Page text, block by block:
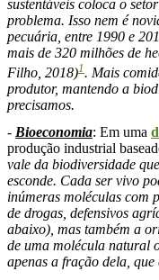
sustentáveis coloca o
problema. Isso nem é
pecuária, entre 1990 e
mais de 320 milhões de
Filho, 2018)1. Mais
produtor, mantendo a
precisamos.
- Bioeconomia: Em uma
produção industrial
vale da biodiversidade
esconde. Cada ser vivo
inúmeras moléculas com
de drogas, defensivos
abaixo), mas também a
de uma molécula natural
apenas a fração dela,